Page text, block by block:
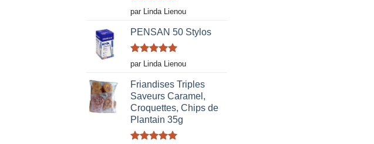
Note5sur
5
par Linda Lienou
PENSAN 50 Stylos
Note5sur
5
par Linda Lienou
Friandises Triples
Saveurs Caramel,
Croquettes, Chips de
Plantain 35g